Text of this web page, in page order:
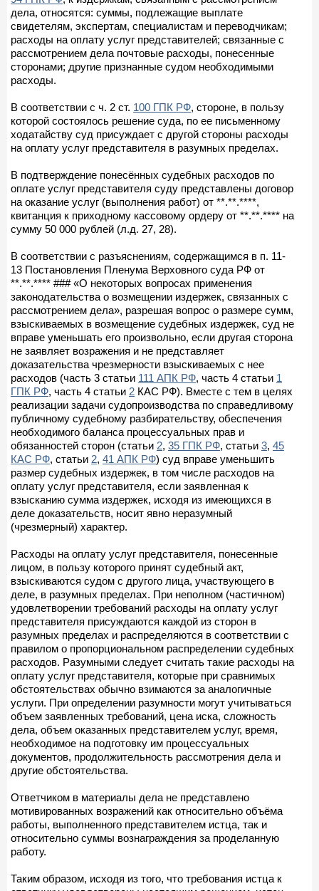
дела, относятся: суммы, подлежащие выплате
свидетелям, экспертам, специалистам и переводчикам;
расходы на оплату услуг представителей; связанные с
рассмотрением дела почтовые расходы, понесенные
сторонами; другие признанные судом необходимыми
расходы.
В соответствии с ч. 2 ст. 100 ГПК РФ, стороне, в пользу
которой состоялось решение суда, по ее письменному
ходатайству суд присуждает с другой стороны расходы
на оплату услуг представителя в разумных пределах.
В подтверждение понесённых судебных расходов по
оплате услуг представителя суду представлены договор
на оказание услуг (выполнения работ) от **.**.****,
квитанция к приходному кассовому ордеру от **.**.**** на
сумму 50 000 рублей (л.д. 27, 28).
В соответствии с разъяснениям, содержащимся в п. 11-
13 Постановления Пленума Верховного суда РФ от
**.**.**** ### «О некоторых вопросах применения
законодательства о возмещении издержек, связанных с
рассмотрением дела», разрешая вопрос о размере сумм,
взыскиваемых в возмещение судебных издержек, суд не
вправе уменьшать его произвольно, если другая сторона
не заявляет возражения и не представляет
доказательства чрезмерности взыскиваемых с нее
расходов (часть 3 статьи 111 АПК РФ, часть 4 статьи 1
ГПК РФ, часть 4 статьи 2 КАС РФ). Вместе с тем в целях
реализации задачи судопроизводства по справедливому
публичному судебному разбирательству, обеспечения
необходимого баланса процессуальных прав и
обязанностей сторон (статьи 2, 35 ГПК РФ, статьи 3, 45
КАС РФ, статьи 2, 41 АПК РФ) суд вправе уменьшить
размер судебных издержек, в том числе расходов на
оплату услуг представителя, если заявленная к
взысканию сумма издержек, исходя из имеющихся в
деле доказательств, носит явно неразумный
(чрезмерный) характер.
Расходы на оплату услуг представителя, понесенные
лицом, в пользу которого принят судебный акт,
взыскиваются судом с другого лица, участвующего в
деле, в разумных пределах. При неполном (частичном)
удовлетворении требований расходы на оплату услуг
представителя присуждаются каждой из сторон в
разумных пределах и распределяются в соответствии с
правилом о пропорциональном распределении судебных
расходов. Разумными следует считать такие расходы на
оплату услуг представителя, которые при сравнимых
обстоятельствах обычно взимаются за аналогичные
услуги. При определении разумности могут учитываться
объем заявленных требований, цена иска, сложность
дела, объем оказанных представителем услуг, время,
необходимое на подготовку им процессуальных
документов, продолжительность рассмотрения дела и
другие обстоятельства.
Ответчиком в материалы дела не представлено
мотивированных возражений как относительно объёма
работы, выполненного представителем истца, так и
относительно суммы вознаграждения за проделанную
работу.
Таким образом, исходя из того, что требования истца к